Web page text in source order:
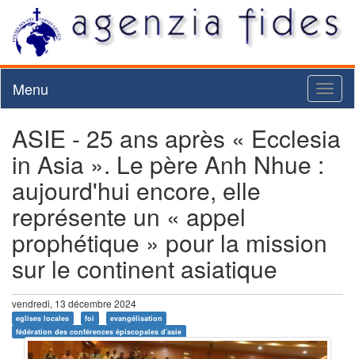
Menu
ASIE - 25 ans après « Ecclesia
in Asia ». Le père Anh Nhue :
aujourd'hui encore, elle
représente un « appel
prophétique » pour la mission
sur le continent asiatique
vendredi, 13 décembre 2024
eglises locales foi
evangélisation
fédération des conférences épiscopales d'asie